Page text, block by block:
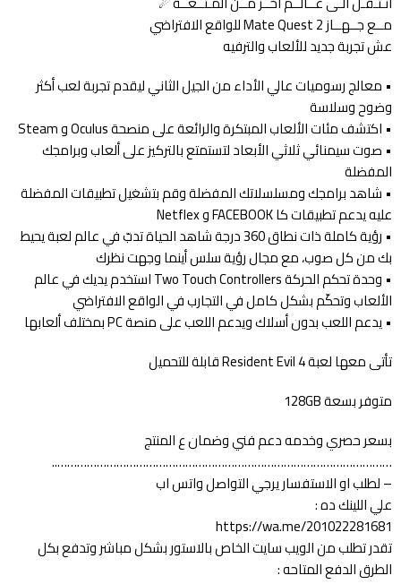
مــع جــهــاز Mate Quest 2 للواقع الافتراضي
عش تجربة جديد للألعاب والترفيه
• معالج رسوميات عالي الأداء من الجيل الثاني ليقدم تجربة لعب أكثر
وضوح وسلاسة
• اكتشف مئات الألعاب المبتكرة والرائعة على منصحة Oculus و Steam
• صوت سيمنائي ثلاثي الأبعاد لتستمتع بالتركيز على ألعاب وبرامجك
المفضلة
• شاهد برامجك ومسلسلاتك المفضلة وقم بتشغيل تطبيقات المفضلة
عليه يدعم تطبيقات كا FACEBOOK و Netflex
• رؤية كاملة ذات نطاق 360 درجة شاهد الحياة تدبّ في عالم لعبة يحيط
بك من كل صوب، مع مجال رؤية سلس أينما وجهت نظرك
• وحدة تحكم الحركة Two Touch Controllers استخدم يديك في عالم
الألعاب وتحكّم بشكل كامل في التجارب في الواقع الافتراضي
• يدعم اللعب بدون أسلاك ويدعم اللعب على منصة PC بمختلف ألعابها
تأتى معها لعبة Resident Evil 4 قابلة للتحميل
متوفر بسعة 128GB
بسعر حصري وخدمه دعم فني وضمان ع المنتج
…………………………………………………………………………………………..
– لطلب او الاستفسار يرجي التواصل واتس اب
علي اللينك ده :
https://wa.me/201022281681
تقدر تطلب من الويب سايت الخاص بالاستور بشكل مباشر وتدفع بكل
الطرق الدفع المتاحه :